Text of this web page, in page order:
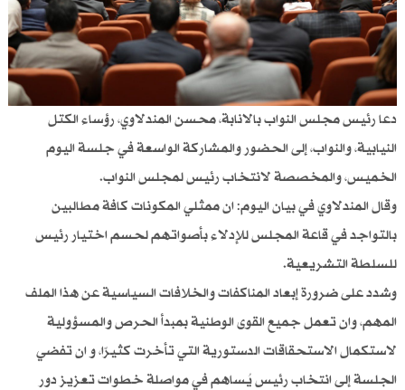
دعا رئيس مجلس النواب بالانابة، محسن المندلاوي، رؤساء الكتل
النيابية، والنواب، إلى الحضور والمشاركة الواسعة في جلسة اليوم
الخميس، والمخصصة لانتخاب رئيس لمجلس النواب.
وقال المندلاوي في بيان اليوم: ان ممثلي المكونات كافة مطالبين
بالتواجد في قاعة المجلس للإدلاء بأصواتهم لحسم اختيار رئيس
للسلطة التشريعية.
وشدد على ضرورة إبعاد المناكفات والخلافات السياسية عن هذا الملف
المهم، وان تعمل جميع القوى الوطنية بمبدأ الحرص والمسؤولية
لاستكمال الاستحقاقات الدستورية التي تأخرت كثيرًا، و ان تفضي
الجلسة إلى انتخاب رئيس يُساهم في مواصلة خطوات تعزيز دور